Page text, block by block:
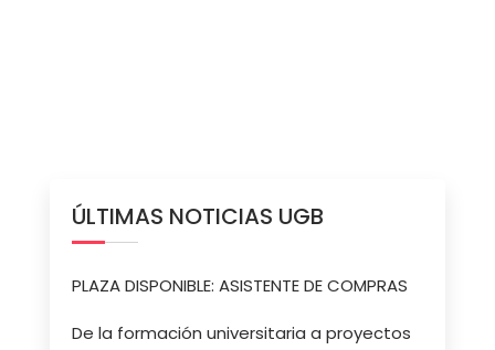
ÚLTIMAS NOTICIAS UGB
PLAZA DISPONIBLE: ASISTENTE DE COMPRAS
De la formación universitaria a proyectos